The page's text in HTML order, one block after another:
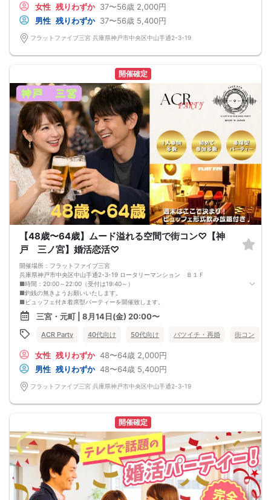
□ビール
□チューハイ
□ハイボール
□グラスワイン
□焼酎
お気に入りの普段着でご参加ください。
【 参加定員数 】
20名様
🔳最小開催人数：2対2
🔳中止判断タイミング：開催1時間前
🔳飲食あり
■中止判断のタイミング：8月14日18時迄
◆──────────────────────◆
【禁止事項】
・他の参加者様に迷惑をかける行為
・全ての勧誘行為
(上記行為が発覚しましたら退場していただき今後のご参加をお断りさせていただ
きます)
・イベント後の参加者同士のトラブルは当事者同士で解決をお願いします。
◆──────────────────────◆
女性 残りわずか 37〜56歳 2,000円
男性 残りわずか 37〜56歳 5,400円
フラットファイブ三宮 兵庫県神戸市中央区中山手通2-3-19
開催確定
【48歳〜64歳】ムード溢れる空間で街コン♡【神
戸 三ノ宮】婚活恋活♡
開催場所：フラットファイブ三宮
兵庫県神戸市中央区中山手通2-3-19 ロータリーマンション Ｂ１Ｆ
■時間：20:00～22:00（受付は19:40～）
■釣銭の無きようお願いいたします。
■ビュッフェ付き着席型パーティーを開催致します。
■男性の皆様には20分～25分毎にお席の移動のご協力を頂いております。
■お食事ビュッフェ付きアルコールを含むドリンクは1.5時間飲み放題♪
■本人確認の取れる運転免許証、マイナンバーカードは必ず持参ください。
■参加予定人数：最大50名まで募集
■中止判断のタイミング：8月14日18時迄
◆──────────────────────◆
【禁止事項】
・他の参加者様に迷惑をかける行為
・全ての勧誘行為
(上記行為が発覚しましたら退場していただき今後のご参加をお断りさせていただ
きます)
・イベント後の参加者同士のトラブルは当事者同士で解決をお願いします。
◆──────────────────────◆
三宮・元町 | 8月14日(金) 20:00〜
ACR Party 40代向け 50代向け バツイチ・再婚 街コン
女性 残りわずか 48〜64歳 2,000円
男性 残りわずか 48〜64歳 5,400円
フラットファイブ三宮 兵庫県神戸市中央区中山手通2-3-19
開催確定